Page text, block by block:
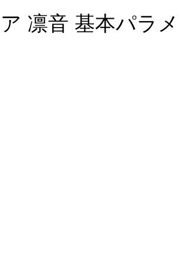
凛音 基本パラ